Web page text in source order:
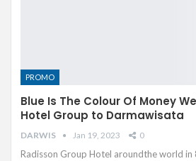
PROMO
Blue Is The Colour Of Money
Hotel Group to Darmawisata
DARWIS Jan 19, 2023 0
Radisson Group Hotel aroundthe world